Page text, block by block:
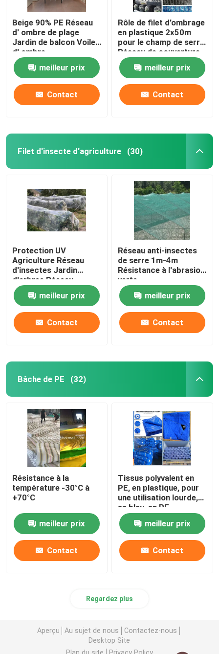
Beige 90% PE Réseau
d' ombre de plage
Jardin de balcon Voile
d' ombre
meilleur prix
Contact
Rôle de filet d'ombrage
en plastique 2x50m
pour le champ de serre
Réseau de couverture
antipoussière
meilleur prix
Contact
Filet d'insecte d'agriculture (30)
Protection UV
Agriculture Réseau
d'insectes Jardin
d'arbres Réseau
d'insectes Serre à
haute densité Réseau
d'insectes
meilleur prix
Contact
Réseau anti-insectes
de serre 1m-4m
Résistance à l'abrasion
verte
meilleur prix
Contact
Bâche de PE (32)
Résistance à la
température -30°C à
+70°C
meilleur prix
Contact
Tissus polyvalent en
PE, en plastique, pour
une utilisation lourde,
en bleu, en PE
meilleur prix
Contact
Regardez plus
Aperçu Au sujet de nous
Contactez-nous
Desktop Site
Plan du site
Privacy Policy